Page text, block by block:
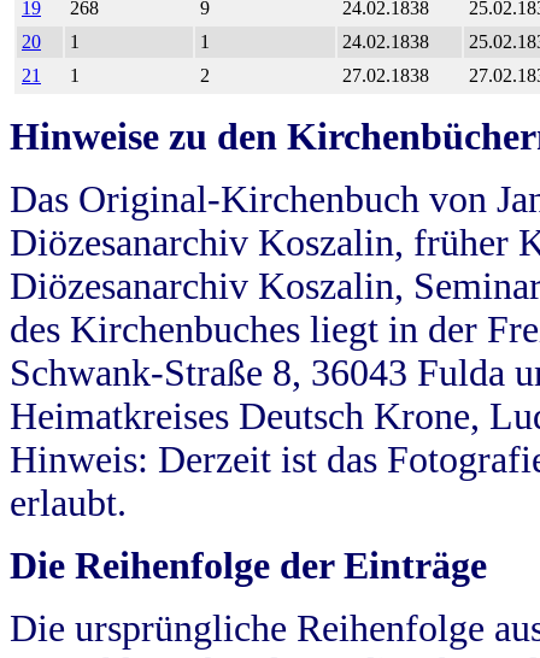
19
268 9 24.02.1838
20
1 1 24.02.1838
21
1 2 27.02.1838
Hinweise zu den
Das Original-Kirchenbuch von
Diözesanarchiv Koszalin, früher
Diözesanarchiv Koszalin,
des Kirchenbuches liegt in der
Schwank-Straße 8, 36043 Fulda
Heimatkreises Deutsch Krone,
Hinweis: Derzeit ist das
erlaubt.
Die Reihenfolge der Einträge
Die ursprüngliche Reihenfolge